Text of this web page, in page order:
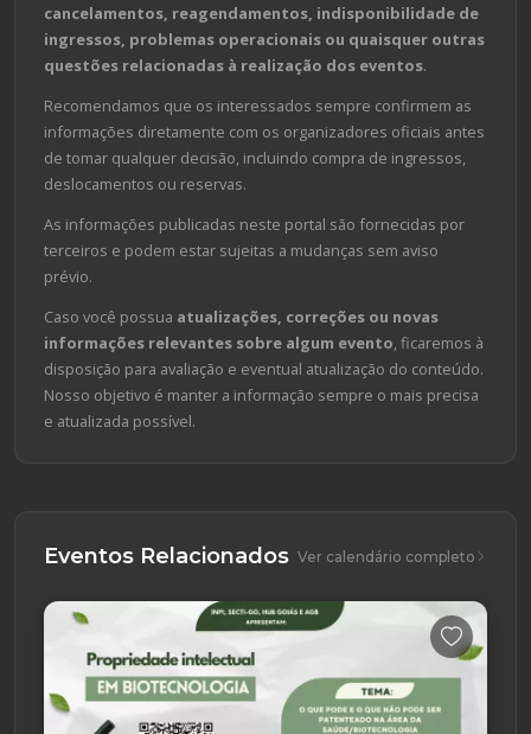
cancelamentos, reagendamentos, indisponibilidade de
ingressos, problemas operacionais ou quaisquer outras
questões relacionadas à realização dos eventos.
Recomendamos que os interessados sempre confirmem as
informações diretamente com os organizadores oficiais antes
de tomar qualquer decisão, incluindo compra de ingressos,
deslocamentos ou reservas.
As informações publicadas neste portal são fornecidas por
terceiros e podem estar sujeitas a mudanças sem aviso
prévio.
Caso você possua atualizações, correções ou novas
informações relevantes sobre algum evento, ficaremos à
disposição para avaliação e eventual atualização do conteúdo.
Nosso objetivo é manter a informação sempre o mais precisa
e atualizada possível.
Eventos Relacionados Ver calendário completo